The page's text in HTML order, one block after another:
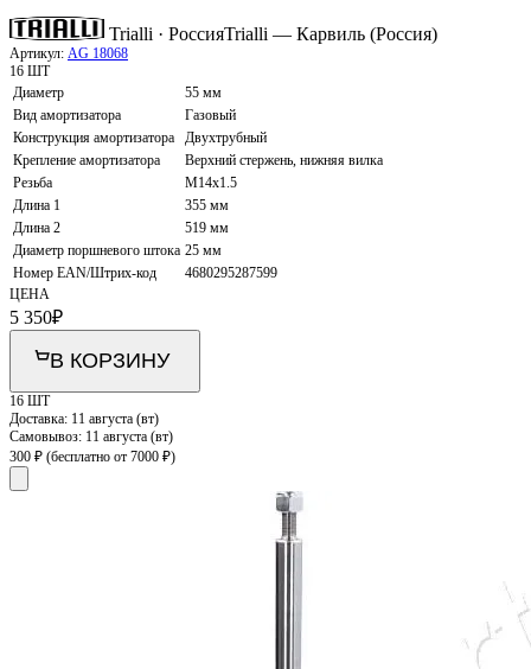
Trialli · РоссияTrialli — Карвиль (Россия)
Артикул: AG 18068
16 ШТ
Диаметр
55 мм
Вид амортизатора
Газовый
Конструкция амортизатора
Двухтрубный
Крепление амортизатора
Верхний стержень, нижняя вилка
Резьба
M14x1.5
Длина 1
355 мм
Длина 2
519 мм
Диаметр поршневого штока 25 мм
Номер EAN/Штрих-код
4680295287599
ЦЕНА
5 350₽
В КОРЗИНУ
16 ШТ
Доставка: 11 августа (вт)
Самовывоз: 11 августа (вт)
300 ₽ (бесплатно от 7000 ₽)